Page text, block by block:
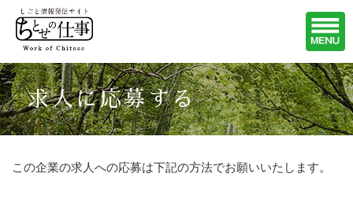
求人に応募する
この企業の求人への応募は下記の方法でお願いいたします。